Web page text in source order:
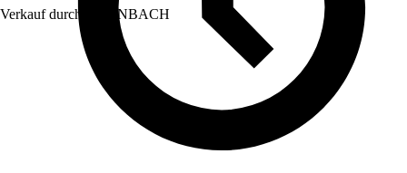
Verkauf durch: HORNBACH